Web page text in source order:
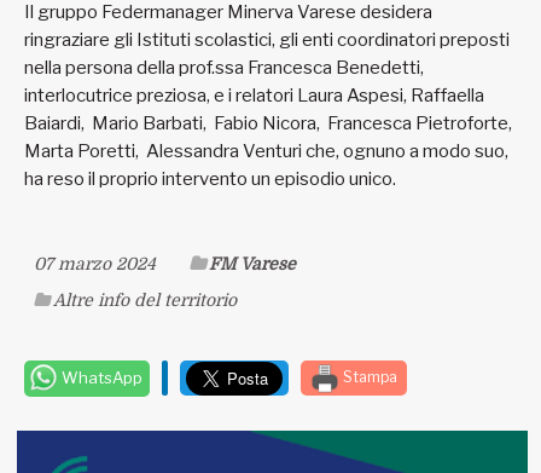
Il gruppo Federmanager Minerva Varese desidera
ringraziare gli Istituti scolastici, gli enti coordinatori preposti
nella persona della prof.ssa Francesca Benedetti,
interlocutrice preziosa, e i relatori Laura Aspesi, Raffaella
Baiardi, Mario Barbati, Fabio Nicora, Francesca Pietroforte,
Marta Poretti, Alessandra Venturi che, ognuno a modo suo,
ha reso il proprio intervento un episodio unico.
07 marzo 2024
FM Varese
Altre info del territorio
WhatsApp Stampa